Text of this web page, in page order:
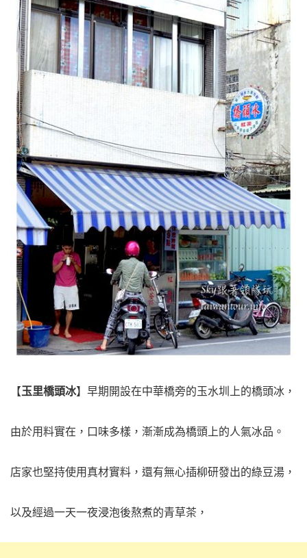
【玉里橋頭冰】早期開設在中華橋旁的玉水圳上的橋頭冰，
由於用料實在，口味多樣，漸漸成為橋頭上的人氣冰品。
店家也堅持使用真材實料，還有無心插柳研發出的綠豆湯，
以及經過一天一夜浸泡後熬煮的青草茶，